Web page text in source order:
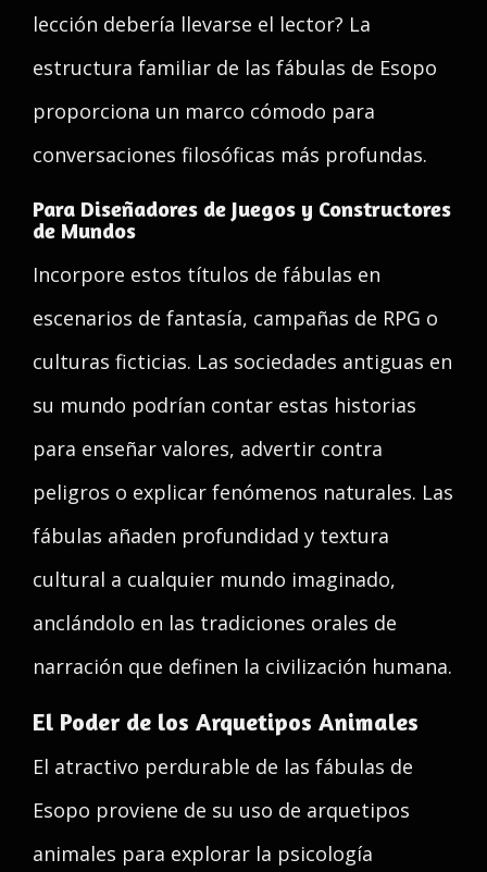
lección debería llevarse el lector? La
estructura familiar de las fábulas de Esopo
proporciona un marco cómodo para
conversaciones filosóficas más profundas.
Para Diseñadores de Juegos y Constructores
de Mundos
Incorpore estos títulos de fábulas en
escenarios de fantasía, campañas de RPG o
culturas ficticias. Las sociedades antiguas en
su mundo podrían contar estas historias
para enseñar valores, advertir contra
peligros o explicar fenómenos naturales. Las
fábulas añaden profundidad y textura
cultural a cualquier mundo imaginado,
anclándolo en las tradiciones orales de
narración que definen la civilización humana.
El Poder de los Arquetipos Animales
El atractivo perdurable de las fábulas de
Esopo proviene de su uso de arquetipos
animales para explorar la psicología